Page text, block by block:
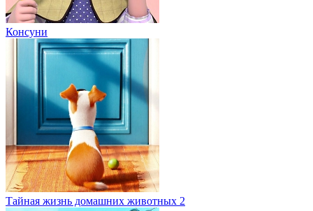
Консуни
Тайная жизнь домашних животных 2